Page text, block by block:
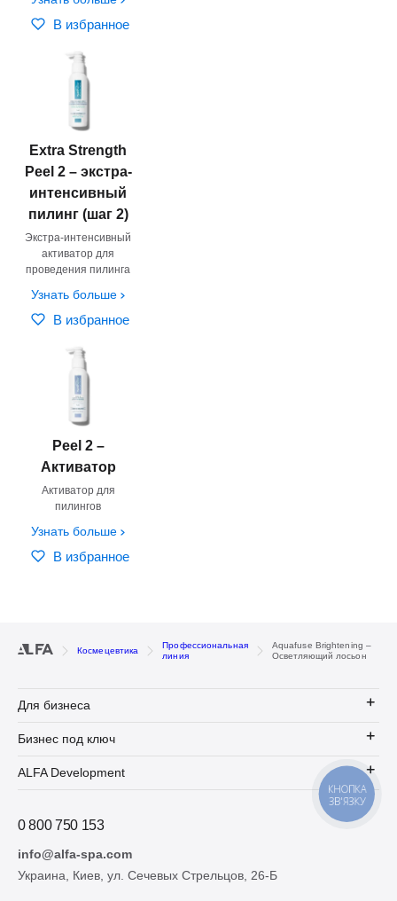
В избранное
Extra Strength
Peel 2 – экстра-
интенсивный
пилинг (шаг 2)
Экстра-интенсивный
активатор для
проведения пилинга
Узнать больше
В избранное
Peel 2 –
Активатор
Активатор для
пилингов
Узнать больше
В избранное
Космецевтика
Профессиональная
линия
Aquafuse Brightening –
Осветляющий лосьон
Для бизнеса
Бизнес под ключ
ALFA Development
0 800 750 153
info@alfa-spa.com
Украина, Киев, ул. Сечевых Стрельцов, 26-Б
КНОПКА
ЗВ'ЯЗКУ